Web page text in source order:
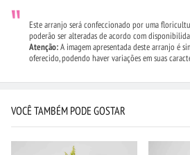
Este arranjo será confeccionado por uma
poderão ser alteradas de acordo com
Atenção:A imagem apresentada deste arranjo é
oferecido, podendo haver variações em suas
VOCÊ TAMBÉM PODE GOSTAR